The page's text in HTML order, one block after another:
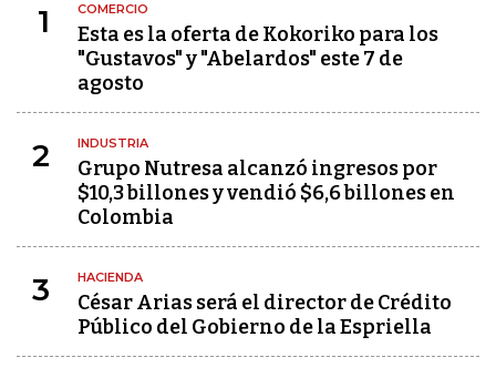
1 COMERCIO
Esta es la oferta de Kokoriko para los
"Gustavos" y "Abelardos" este 7 de
agosto
2 INDUSTRIA
Grupo Nutresa alcanzó ingresos por
$10,3 billones y vendió $6,6 billones en
Colombia
3 HACIENDA
César Arias será el director de Crédito
Público del Gobierno de la Espriella